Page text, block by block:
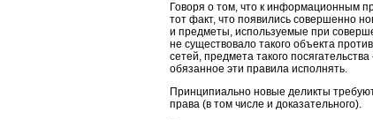
Говоря о том, что к информационным
тот факт, что появились совершенно
и предметы, используемые при
не существовало такого объекта
сетей, предмета такого
обязанное эти правила исполнять.
Принципиально новые деликты
права (в том числе и доказательного).